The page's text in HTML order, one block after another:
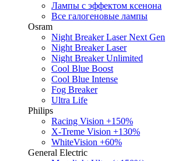
Лампы с эффектом ксенона
Все галогеновые лампы
Osram
Night Breaker Laser Next Gen
Night Breaker Laser
Night Breaker Unlimited
Cool Blue Boost
Cool Blue Intense
Fog Breaker
Ultra Life
Philips
Racing Vision +150%
X-Treme Vision +130%
WhiteVision +60%
General Electric